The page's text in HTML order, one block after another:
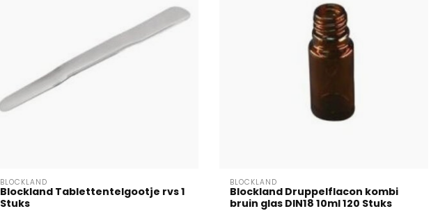
BLOCKLAND
Blockland Tablettentelgootje rvs 1
Stuks
BLOCKLAND
Blockland Druppelflacon kombi
bruin glas DIN18 10ml 120 Stuks